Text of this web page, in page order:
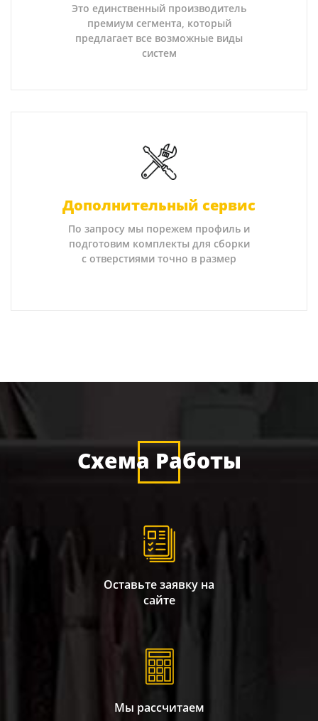
Это единственный производитель
премиум сегмента, который
предлагает все возможные виды
систем
Дополнительный сервис
По запросу мы порежем профиль и
подготовим комплекты для сборки
с отверстиями точно в размер
Схема Работы
Оставьте заявку на
сайте
Мы рассчитаем